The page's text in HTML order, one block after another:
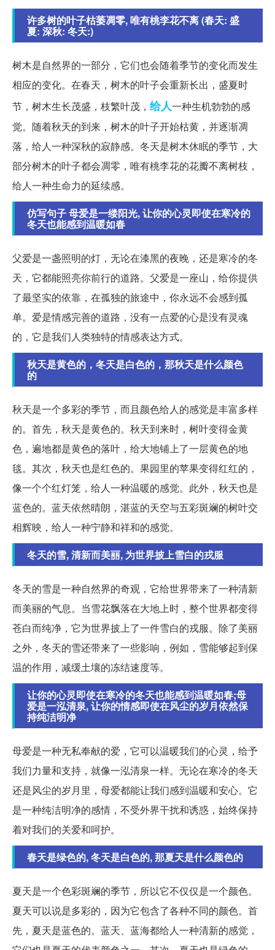
许多树的叶子枯萎凋零, 唯有桃李花不离 (春天: 盛
夏: 深秋: 冬天:)
树木是自然界的一部分，它们也会随着季节的变化而发生
相应的变化。在春天，树木的叶子会重新长出，盛夏时
节，树木生长茂盛，枝繁叶茂， 给人一种生机勃勃的感
觉。随着秋天的到来，树木的叶子开始枯黄，并逐渐凋
落，给人一种深秋的寂静感。冬天是树木休眠的季节，大
部分树木的叶子都会凋零，唯有桃李花的花瓣不离树枝，
给人一种生命力的延续感。
仿写句子 母爱是一缕阳光, 让你的心灵即使在寒冷的
冬天也能感到温暖如春
父爱是一盏照明的灯，无论在漆黑的夜晚，还是寒冷的冬
天，它都能照亮你前行的道路。父爱是一座山，给你提供
了最坚实的依靠，在孤独的旅途中，你永远不会感到孤
单。爱是情感完善的道路，没有一点爱的心是没有灵魂
的，它是我们人类独特的情感表达方式。
秋天是黄色的，冬天是白色的，那秋天是什么颜色
的
秋天是一个多彩的季节，而且颜色给人的感觉是丰富多样
的。首先，秋天是黄色的。秋天到来时，树叶变得金黄
色，遍地都是黄色的落叶，给大地铺上了一层黄色的地
毯。其次，秋天也是红色的。果园里的苹果变得红红的，
像一个个红灯笼，给人一种温暖的感觉。此外，秋天也是
蓝色的。蓝天依然晴朗，湛蓝的天空与五彩斑斓的树叶交
相辉映，给人一种宁静和祥和的感觉。
冬天的雪, 清新而美丽, 为世界披上雪白的戎服
冬天的雪是一种自然界的奇观，它给世界带来了一种清新
而美丽的气息。当雪花飘落在大地上时，整个世界都变得
苍白而纯净，它为世界披上了一件雪白的戎服。除了美丽
之外，冬天的雪还带来了一些影响，例如，雪能够起到保
温的作用，减缓土壤的冻结速度等。
让你的心灵即使在寒冷的冬天也能感到温暖如春;母
爱是一泓清泉, 让你的情感即使在风尘的岁月依然保
持纯洁明净
母爱是一种无私奉献的爱，它可以温暖我们的心灵，给予
我们力量和支持，就像一泓清泉一样。无论在寒冷的冬天
还是风尘的岁月里，母爱都能让我们感到温暖和安心。它
是一种纯洁明净的感情，不受外界干扰和诱惑，始终保持
着对我们的关爱和呵护。
春天是绿色的, 冬天是白色的, 那夏天是什么颜色的
夏天是一个色彩斑斓的季节，所以它不仅仅是一个颜色。
夏天可以说是多彩的，因为它包含了各种不同的颜色。首
先，夏天是蓝色的。蓝天、蓝海都给人一种清新的感觉，